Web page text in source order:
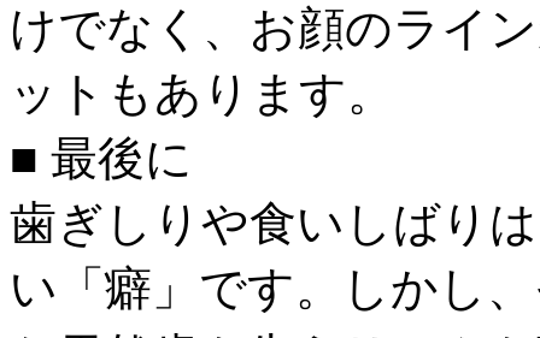
けでなく、お顔のライ
ットもあります。
■ 最後に
歯ぎしりや食いしばり
い「癖」です。しかし